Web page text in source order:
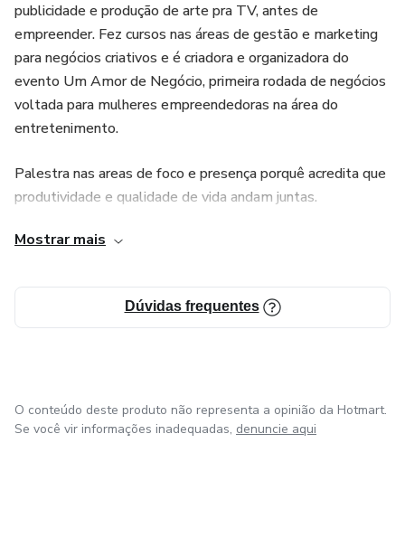
publicidade e produção de arte pra TV, antes de
empreender. Fez cursos nas áreas de gestão e marketing
para negócios criativos e é criadora e organizadora do
evento Um Amor de Negócio, primeira rodada de negócios
voltada para mulheres empreendedoras na área do
entretenimento.
Palestra nas areas de foco e presença porquê acredita que
produtividade e qualidade de vida andam juntas.
Mãe de dois, feminista e engajada na luta por mais
Mostrar mais
Dúvidas frequentes
O conteúdo deste produto não representa a opinião da Hotmart.
Se você vir informações inadequadas, denuncie aqui